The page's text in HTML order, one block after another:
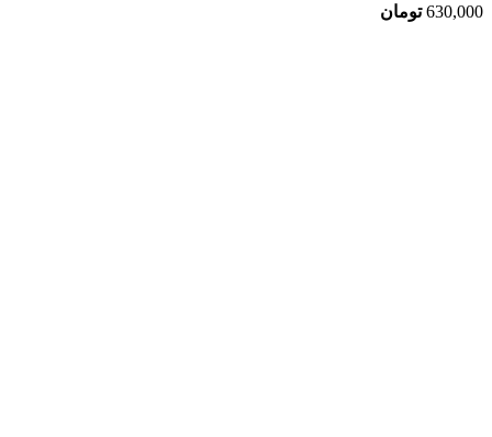
630,000 تومان